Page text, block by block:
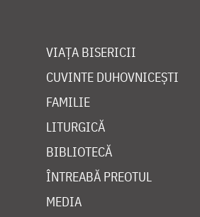
VIAȚA BISERICII
CUVINTE DUHOVNICEȘTI
FAMILIE
LITURGICĂ
BIBLIOTECĂ
ÎNTREABĂ PREOTUL
MEDIA